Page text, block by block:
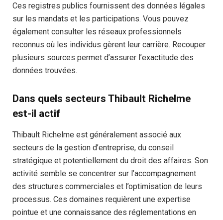
Ces registres publics fournissent des données légales
sur les mandats et les participations. Vous pouvez
également consulter les réseaux professionnels
reconnus où les individus gèrent leur carrière. Recouper
plusieurs sources permet d’assurer l’exactitude des
données trouvées.
Dans quels secteurs Thibault Richelme
est-il actif
Thibault Richelme est généralement associé aux
secteurs de la gestion d’entreprise, du conseil
stratégique et potentiellement du droit des affaires. Son
activité semble se concentrer sur l’accompagnement
des structures commerciales et l’optimisation de leurs
processus. Ces domaines requièrent une expertise
pointue et une connaissance des réglementations en